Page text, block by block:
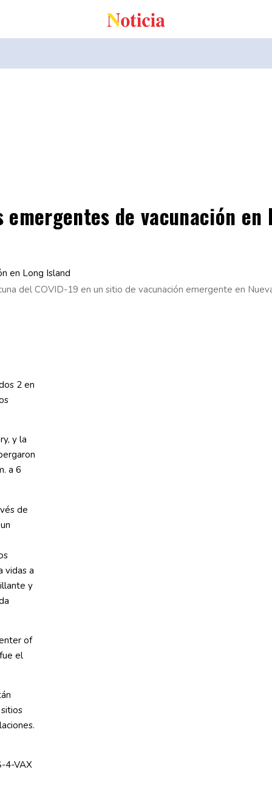
de vacunación en
del COVID-19 en un sitio de vacunación emergente en
2 en
y la
a 6
de
vidas a
y
of
el
4-VAX